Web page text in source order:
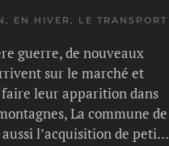
EN HIVER, LE TRANSPORT
guerre, de nouveaux
sur le marché et
leur apparition dans
La commune de
l’acquisition de peti…